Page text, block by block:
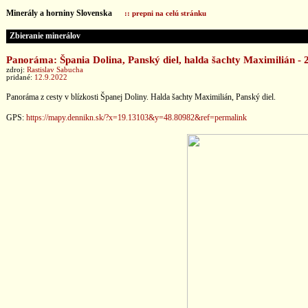
Minerály a horniny Slovenska :: prepni na celú stránku
Zbieranie minerálov
Panoráma: Špania Dolina, Panský diel, halda šachty Maximilián -
zdroj: Rastislav Sabucha
pridané: 12.9.2022
Panoráma z cesty v blízkosti Španej Doliny. Halda šachty Maximilián, Panský diel.
GPS: https://mapy.dennikn.sk/?x=19.13103&y=48.80982&ref=permalink